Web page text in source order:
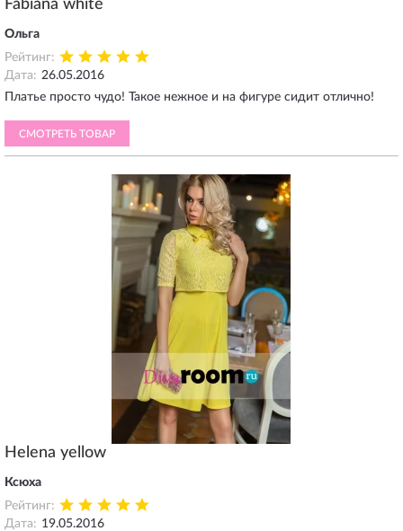
Fabiana white
Ольга
Рейтинг:
Дата: 26.05.2016
Платье просто чудо! Такое нежное и на фигуре сидит отлично!
СМОТРЕТЬ ТОВАР
Helena yellow
Ксюха
Рейтинг:
Дата: 19.05.2016